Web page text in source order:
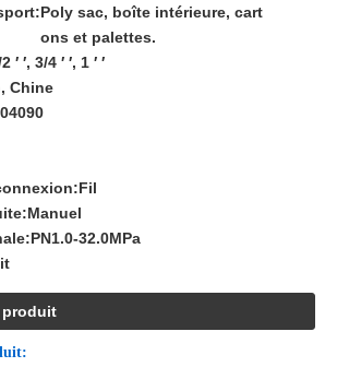
Poly sac, boîte intérieure, cart
ons et palettes.
′ ′, 3/4 ′ ′, 1 ′ ′
Chine
Fil
Manuel
PN1.0-32.0MPa
produit